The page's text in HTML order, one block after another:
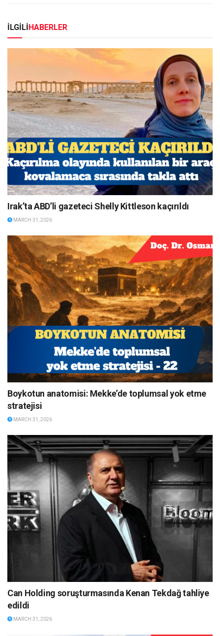
İLGİLİ HABERLER
Irak’ta ABD’li gazeteci Shelly Kittleson kaçırıldı
MARCH 31, 2026
Boykotun anatomisi: Mekke’de toplumsal yok etme
stratejisi
MARCH 31, 2026
Can Holding soruşturmasında Kenan Tekdağ tahliye
edildi
MARCH 31, 2026